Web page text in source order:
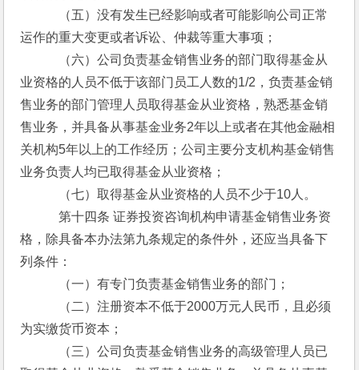
（五）没有发生已经影响或者可能影响公司正常
运作的重大变更或者诉讼、仲裁等重大事项；
（六）公司负责基金销售业务的部门取得基金从
业资格的人员不低于该部门员工人数的1/2，负责基金销
售业务的部门管理人员取得基金从业资格，熟悉基金销
售业务，并具备从事基金业务2年以上或者在其他金融相
关机构5年以上的工作经历；公司主要分支机构基金销售
业务负责人均已取得基金从业资格；
（七）取得基金从业资格的人员不少于10人。
第十四条 证券投资咨询机构申请基金销售业务资
格，除具备本办法第九条规定的条件外，还应当具备下
列条件：
（一）有专门负责基金销售业务的部门；
（二）注册资本不低于2000万元人民币，且必须
为实缴货币资本；
（三）公司负责基金销售业务的高级管理人员已